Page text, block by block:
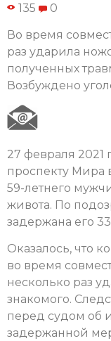
135 0
Во время
раз ударила
полученных
Возбуждено
27 февраля 2021
проспекту Мира
59-летнего
живота. По
задержана его
Оказалось, что
во время
несколько раз
знакомого.
перед судом об
задержанной